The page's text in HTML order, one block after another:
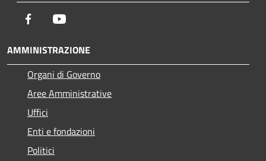
Facebook
AMMINISTRAZIONE
Organi di Governo
Aree Amministrative
Uffici
Enti e fondazioni
Politici